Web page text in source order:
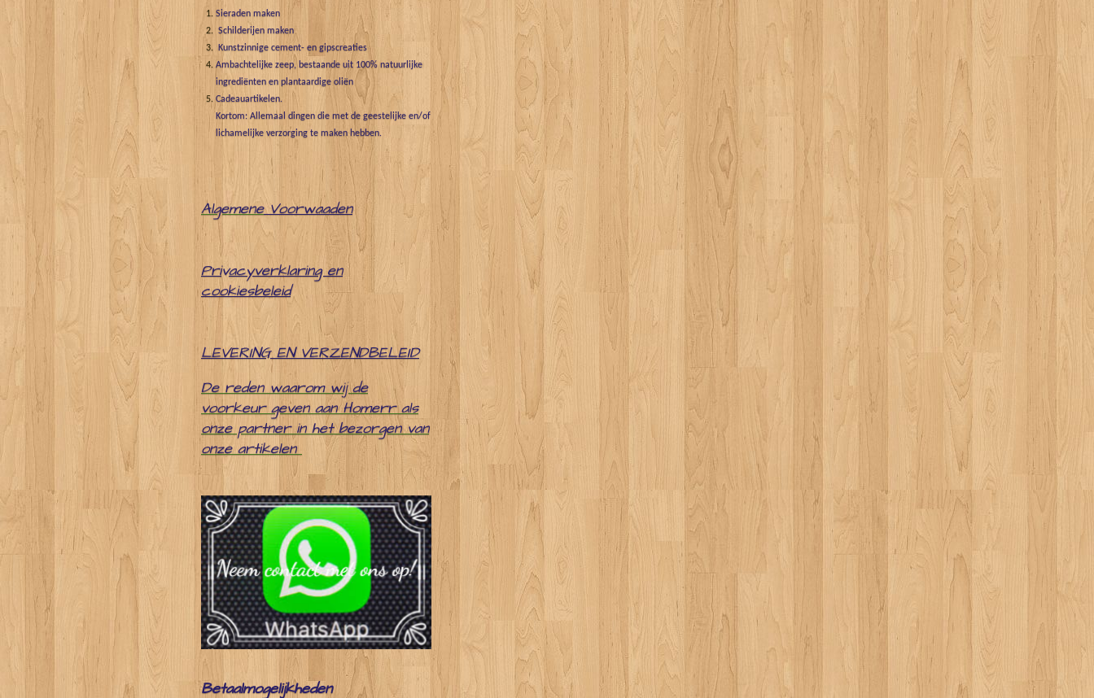
Sieraden maken
Schilderijen maken
Kunstzinnige cement- en gipscreaties
Ambachtelijke zeep, bestaande uit 100% natuurlijke
ingrediënten en plantaardige oliën
Cadeauartikelen.
Kortom: Allemaal dingen die met de geestelijke en/of
lichamelijke verzorging te maken hebben.
Algemene Voorwaaden
Privacyverklaring en
cookiesbeleid
LEVERING EN VERZENDBELEID
De reden waarom wij de
voorkeur geven aan Homerr als
onze partner in het bezorgen van
onze artikelen
Betaalmogelijkheden